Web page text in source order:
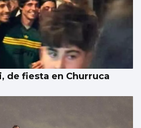
de fiesta en Churruca